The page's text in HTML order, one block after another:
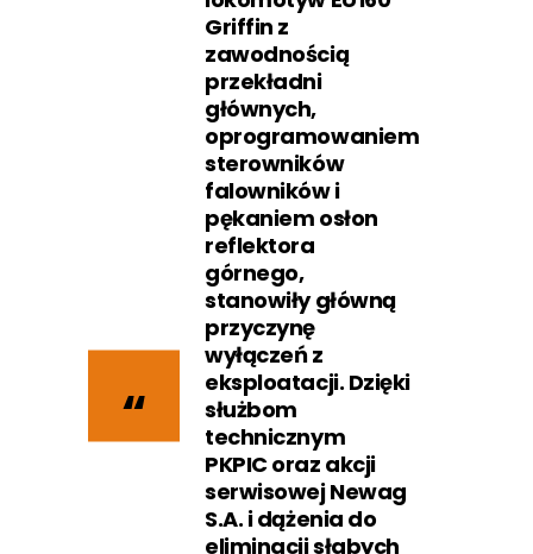
Griffin z
zawodnością
przekładni
głównych,
oprogramowaniem
sterowników
falowników i
pękaniem osłon
reflektora
górnego,
stanowiły główną
przyczynę
wyłączeń z
eksploatacji. Dzięki
służbom
technicznym
PKPIC oraz akcji
serwisowej Newag
S.A. i dążenia do
eliminacji słabych